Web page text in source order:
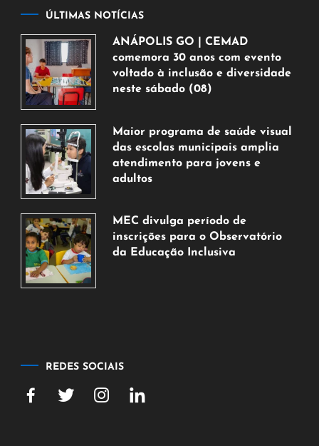
ÚLTIMAS NOTÍCIAS
ANÁPOLIS GO | CEMAD
comemora 30 anos com evento
voltado à inclusão e diversidade
neste sábado (08)
de
agosto
de
2026
Maior programa de saúde visual
das escolas municipais amplia
atendimento para jovens e
adultos
de
agosto
de
MEC divulga período de
inscrições para o Observatório
da Educação Inclusiva
REDES SOCIAIS